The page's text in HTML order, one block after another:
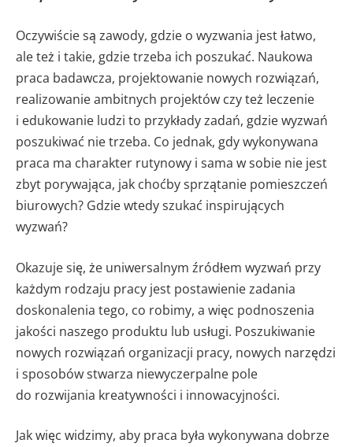
Oczywiście są zawody, gdzie o wyzwania jest łatwo,
ale też i takie, gdzie trzeba ich poszukać. Naukowa
praca badawcza, projektowanie nowych rozwiązań,
realizowanie ambitnych projektów czy też leczenie
i edukowanie ludzi to przykłady zadań, gdzie wyzwań
poszukiwać nie trzeba. Co jednak, gdy wykonywana
praca ma charakter rutynowy i sama w sobie nie jest
zbyt porywająca, jak choćby sprzątanie pomieszczeń
biurowych? Gdzie wtedy szukać inspirujących
wyzwań?
Okazuje się, że uniwersalnym źródłem wyzwań przy
każdym rodzaju pracy jest postawienie zadania
doskonalenia tego, co robimy, a więc podnoszenia
jakości naszego produktu lub usługi. Poszukiwanie
nowych rozwiązań organizacji pracy, nowych narzędzi
i sposobów stwarza niewyczerpalne pole
do rozwijania kreatywności i innowacyjności.
Jak więc widzimy, aby praca była wykonywana dobrze